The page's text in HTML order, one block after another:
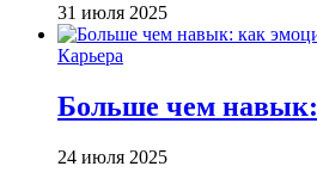
31 июля 2025
Карьера
Больше чем навык:
24 июля 2025